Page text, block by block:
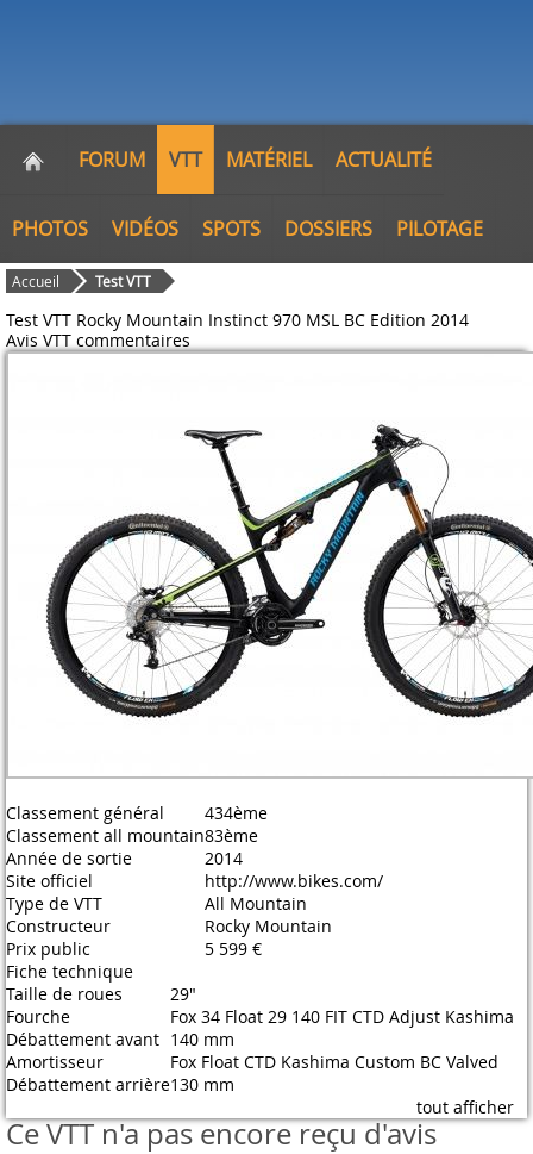
FORUM VTT MATÉRIEL ACTUALITÉ
PHOTOS VIDÉOS SPOTS DOSSIERS PILOTAGE
Accueil Test VTT
Test VTT Rocky Mountain Instinct 970 MSL BC Edition 2014
Avis VTT commentaires
Classement général
434ème
Classement all mountain83ème
Année de sortie
2014
Site officiel
http://www.bikes.com/
Type de VTT
All Mountain
Constructeur
Rocky Mountain
Prix public
5 599 €
Fiche technique
Taille de roues
29"
Fourche
Fox 34 Float 29 140 FIT CTD Adjust Kashima
Débattement avant 140 mm
Amortisseur
Fox Float CTD Kashima Custom BC Valved
Débattement arrière130 mm
tout afficher
Ce VTT n'a pas encore reçu d'avis